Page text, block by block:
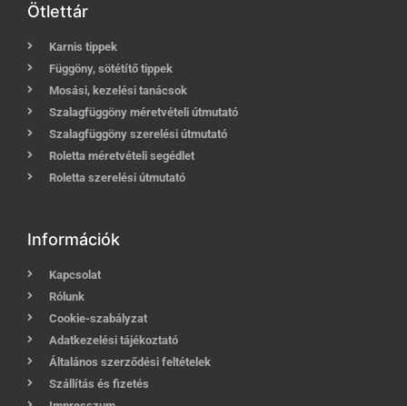
Ötlettár
Karnis tippek
Függöny, sötétítő tippek
Mosási, kezelési tanácsok
Szalagfüggöny méretvételi útmutató
Szalagfüggöny szerelési útmutató
Roletta méretvételi segédlet
Roletta szerelési útmutató
Információk
Kapcsolat
Rólunk
Cookie-szabályzat
Adatkezelési tájékoztató
Általános szerződési feltételek
Szállítás és fizetés